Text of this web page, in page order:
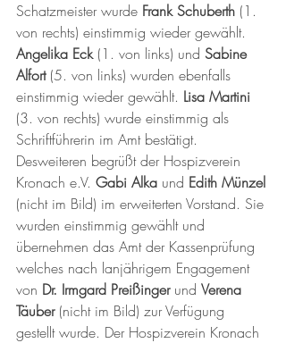
Schatzmeister wurde Frank Schuberth (1.
von rechts) einstimmig wieder gewählt.
Angelika Eck (1. von links) und Sabine
Alfort (5. von links) wurden ebenfalls
einstimmig wieder gewählt. Lisa Martini
(3. von rechts) wurde einstimmig als
Schriftführerin im Amt bestätigt.
Desweiteren begrüßt der Hospizverein
Kronach e.V. Gabi Alka und Edith Münzel
(nicht im Bild) im erweiterten Vorstand. Sie
wurden einstimmig gewählt und
übernehmen das Amt der Kassenprüfung
welches nach lanjährigem Engagement
von Dr. Irmgard Preißinger und Verena
Täuber (nicht im Bild) zur Verfügung
gestellt wurde. Der Hospizverein Kronach